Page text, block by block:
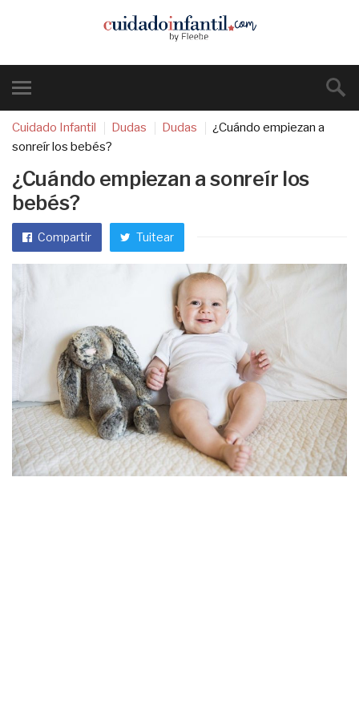
Cuidado Infantil Dudas Dudas
¿Cuándo empiezan a
sonreír los bebés?
¿Cuándo empiezan a sonreír los
bebés?
Compartir Tuitear